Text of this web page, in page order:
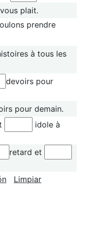
plait.
prendre
à tous les
devoirs pour
pour demain.
idole à
retard et
Limpiar